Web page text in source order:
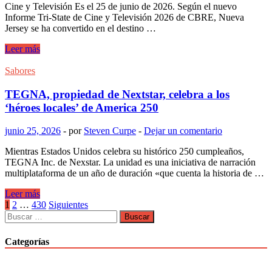
para
el
25
de
junio
Cine y Televisión Es el 25 de junio de 2026. Según el nuevo
Informe Tri-State de Cine y Televisión 2026 de CBRE, Nueva
Jersey se ha convertido en el destino …
Según
informa,
Jersey
se
ha
en
un
centro
de
producción
de
cine
y
televisión
primer
Leer más
Sabores
TEGNA, propiedad de Nextstar, celebra a los
‘héroes locales’ de America 250
junio 25, 2026 - por Steven Curpe - Dejar un comentario
Mientras Estados Unidos celebra su histórico 250 cumpleaños,
TEGNA Inc. de Nexstar. La unidad es una iniciativa de narración
multiplataforma de un año de duración «que cuenta la historia de …
TEGNA,
propiedad
de
Nextstar,
celebra
a
Leer más
Paginación
de
entradas
1 2 … 430 Siguientes
Buscar:
Categorías